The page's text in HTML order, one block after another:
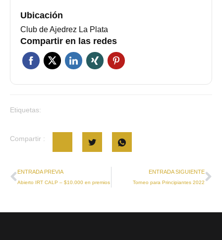
Ubicación
Club de Ajedrez La Plata
Compartir en las redes
Etiquetas:
Compartir :
ENTRADA PREVIA
Abierto IRT CALP – $10.000 en premios
ENTRADA SIGUIENTE
Torneo para Principiantes 2022